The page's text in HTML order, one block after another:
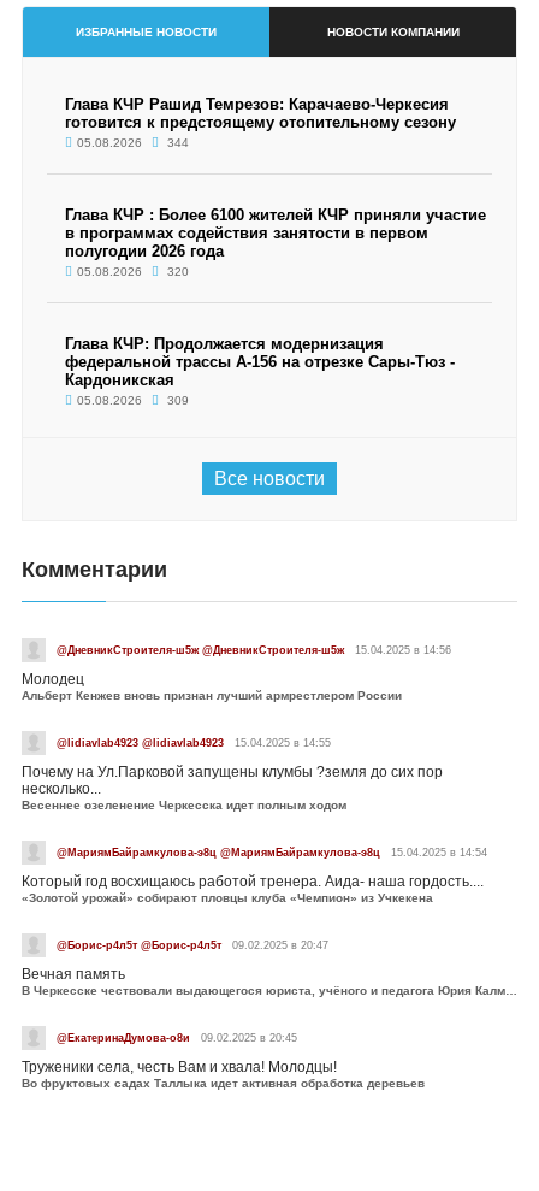
ИЗБРАННЫЕ НОВОСТИ НОВОСТИ КОМПАНИИ
Глава КЧР Рашид Темрезов: Карачаево-Черкесия
готовится к предстоящему отопительному сезону
05.08.2026 344
Глава КЧР : Более 6100 жителей КЧР приняли участие
в программах содействия занятости в первом
полугодии 2026 года
05.08.2026 320
Глава КЧР: Продолжается модернизация
федеральной трассы А-156 на отрезке Сары-Тюз -
Кардоникская
05.08.2026 309
Все новости
Комментарии
@ДневникСтроителя-ш5ж @ДневникСтроителя-ш5ж 15.04.2025 в 14:56
Молодец
Альберт Кенжев вновь признан лучший армрестлером России
@lidiavlab4923 @lidiavlab4923 15.04.2025 в 14:55
Почему на Ул.Парковой запущены клумбы ?земля до сих пор
несколько...
Весеннее озеленение Черкесска идет полным ходом
@МариямБайрамкулова-э8ц @МариямБайрамкулова-э8ц 15.04.2025 в 14:54
Который год восхищаюсь работой тренера. Аида- наша гордость....
«Золотой урожай» собирают пловцы клуба «Чемпион» из Учкекена
@Борис-р4л5т @Борис-р4л5т 09.02.2025 в 20:47
Вечная память
В Черкесске чествовали выдающегося юриста, учёного и педагога Юрия Калмыкова
@ЕкатеринаДумова-о8и 09.02.2025 в 20:45
Труженики села, честь Вам и хвала! Молодцы!
Во фруктовых садах Таллыка идет активная обработка деревьев